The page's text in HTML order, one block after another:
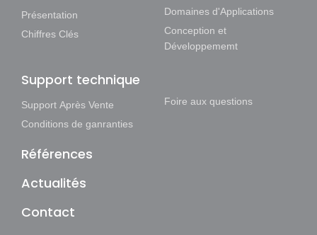
Présentation
Chiffres Clés
Domaines d'Applications
Conception et
Développememt
Support technique
Support Après Vente
Conditions de ganranties
Foire aux questions
Références
Actualités
Contact